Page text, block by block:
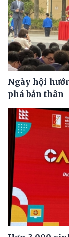
Ngày hội
phá bản thân